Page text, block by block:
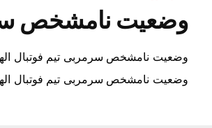
وضعیت نامشخص
وضعیت نامشخص سرمربی تیم فوتبال
وضعیت نامشخص سرمربی تیم فوتبال